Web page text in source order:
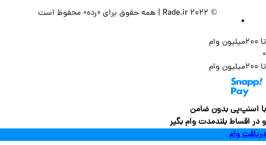
بدون ضامن
بلندمدت وام بگیر
وام